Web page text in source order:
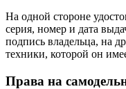
На одной стороне
серия, номер и дата
подпись владельца, на
техники, которой он
Права на